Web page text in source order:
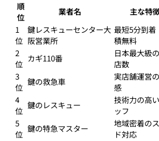
順
位
業者名 主な特
1
位
鍵レスキューセンター大
阪営業所
最短5分到着
積無料
2
位
カギ110番
日本最大級
店数
3
位
鍵の救急車
実店舗運営
感
4
位
鍵のレスキュー
技術力の高
ッフ
5
位
鍵の特急マスター
地域密着の
ド対応